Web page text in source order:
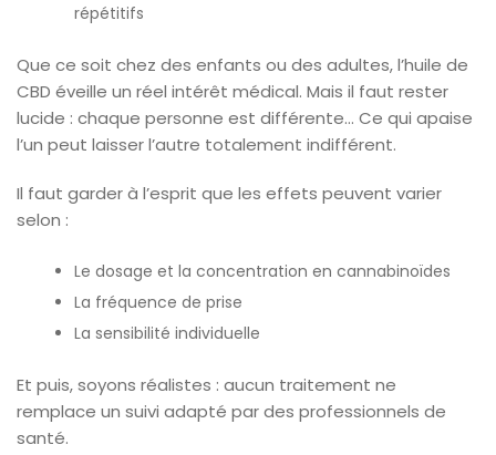
répétitifs
Que ce soit chez des enfants ou des adultes, l’huile de
CBD éveille un réel intérêt médical. Mais il faut rester
lucide : chaque personne est différente… Ce qui apaise
l’un peut laisser l’autre totalement indifférent.
Il faut garder à l’esprit que les effets peuvent varier
selon :
Le dosage et la concentration en cannabinoïdes
La fréquence de prise
La sensibilité individuelle
Et puis, soyons réalistes : aucun traitement ne
remplace un suivi adapté par des professionnels de
santé.